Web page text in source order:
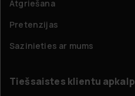
Atgriešana
Pretenzijas
Sazinieties ar mums
Tiešsaistes klientu